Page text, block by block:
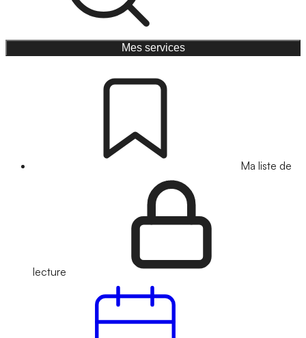
Mes services
Ma liste de
lecture